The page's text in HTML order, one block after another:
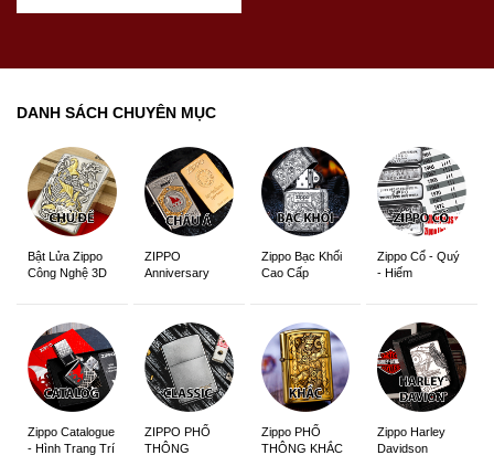
DANH SÁCH CHUYÊN MỤC
Bật Lửa Zippo
Công Nghệ 3D
ZIPPO
Anniversary
Zippo Bạc Khối
Cao Cấp
Zippo Cổ - Quý
- Hiếm
Zippo Catalogue
- Hình Trang Trí
ZIPPO PHỔ
THÔNG
Zippo PHỔ
THÔNG KHẮC
Zippo Harley
Davidson